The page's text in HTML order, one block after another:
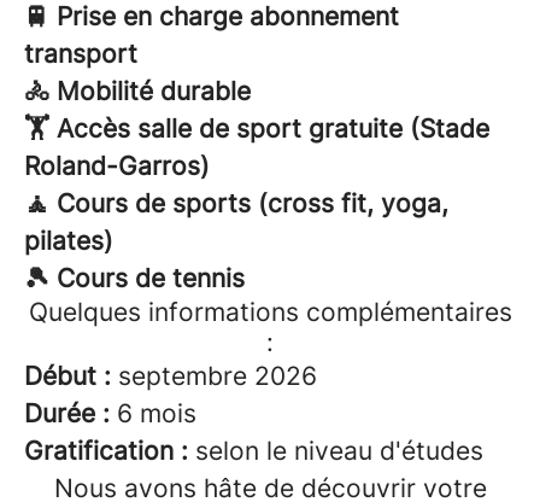
🚆 Prise en charge abonnement
transport
🚴 Mobilité durable
🏋️ Accès salle de sport gratuite (Stade
Roland-Garros)
🧘 Cours de sports (cross fit, yoga,
pilates)
🎾 Cours de tennis
Quelques informations complémentaires
:
Début : septembre 2026
Durée : 6 mois
Gratification : selon le niveau d'études
Nous avons hâte de découvrir votre